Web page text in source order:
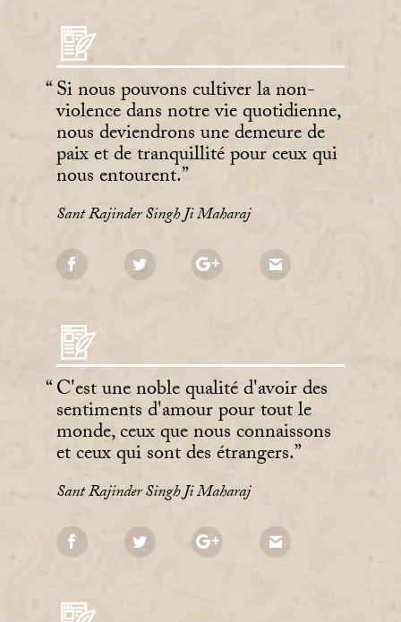
Si nous pouvons cultiver la non-
violence dans notre vie quotidienne,
nous deviendrons une demeure de
paix et de tranquillité pour ceux qui
nous entourent.
Sant Rajinder Singh Ji Maharaj
C'est une noble qualité d'avoir des
sentiments d'amour pour tout le
monde, ceux que nous connaissons
et ceux qui sont des étrangers.
Sant Rajinder Singh Ji Maharaj